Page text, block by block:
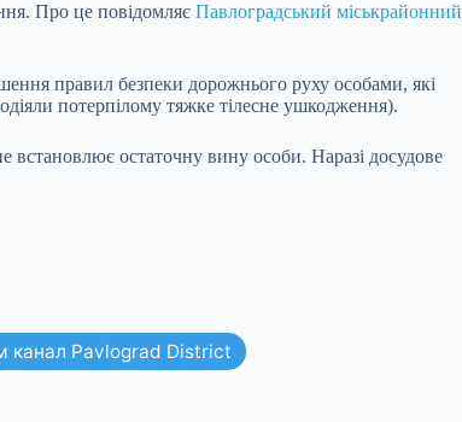
Про це повідомляє Павлоградський міськрайонний
правил безпеки дорожнього руху особами, які
потерпілому тяжке тілесне ушкодження).
встановлює остаточну вину особи. Наразі досудове
канал Pavlograd District